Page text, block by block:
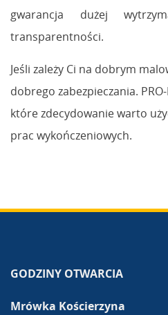
gwarancja dużej
transparentności.
Jeśli zależy Ci na dobrym
dobrego zabezpieczania.
które zdecydowanie warto
prac wykończeniowych.
GODZINY OTWARCIA
Mrówka Kościerzyna